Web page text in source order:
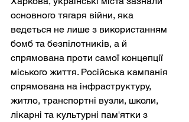
основного тягаря війни, яка
ведеться не лише з використанням
бомб та безпілотників, а й
спрямована проти самої концепції
міського життя. Російська кампанія
спрямована на інфраструктуру,
житло, транспортні вузли, школи,
лікарні та культурні пам'ятки з